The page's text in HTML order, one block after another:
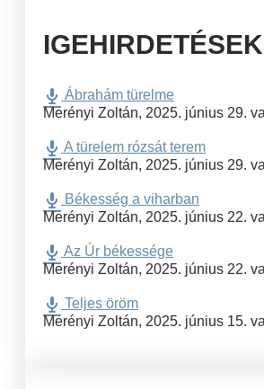
IGEHIRDETÉSEK
Ábrahám türelme
Merényi Zoltán, 2025. június 29.
A türelem rózsát terem
Merényi Zoltán, 2025. június 29.
Békesség a viharban
Merényi Zoltán, 2025. június 22.
Az Úr békessége
Merényi Zoltán, 2025. június 22.
Teljes öröm
Merényi Zoltán, 2025. június 15.